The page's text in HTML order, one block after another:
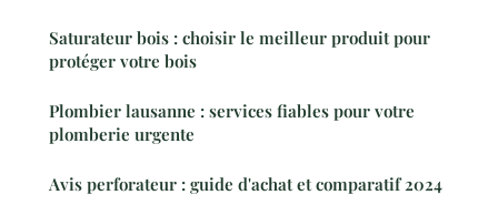
Saturateur bois : choisir le meilleur produit pour
protéger votre bois
Plombier lausanne : services fiables pour votre
plomberie urgente
Avis perforateur : guide d'achat et comparatif 2024